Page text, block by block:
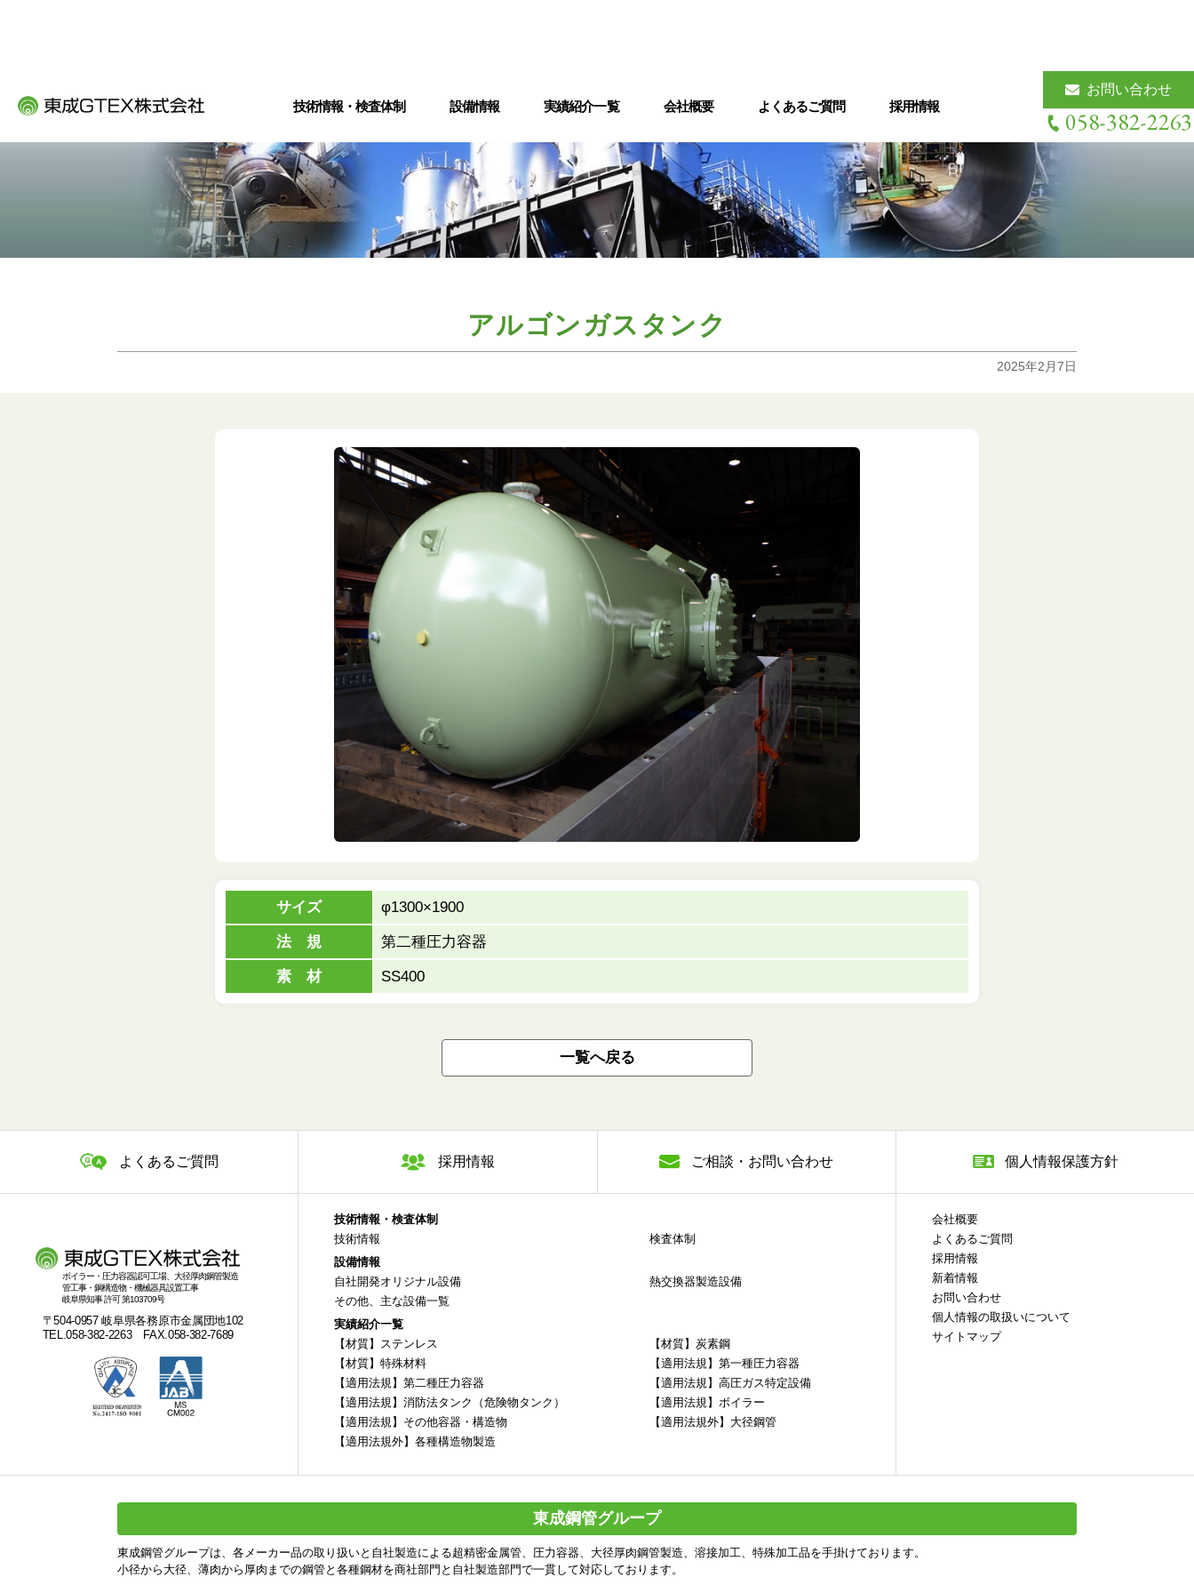
技術情報・検査体制 設備情報 実績紹介一覧 会社概要 よくあるご質問 採用情報
お問い合わせ
058-382-2263
アルゴンガスタンク
2025年2月7日
サイズ φ1300×1900
法 規 第二種圧力容器
素 材 SS400
一覧へ戻る
よくあるご質問 採用情報 ご相談・お問い合わせ 個人情報保護方針
ボイラー・圧力容器認可工場、大径厚肉鋼管製造
管工事・鋼構造物・機械器具設置工事
岐阜県知事 許可 第103709号
〒504-0957 岐阜県各務原市金属団地102
TEL.058-382-2263 FAX.058-382-7689
技術情報・検査体制
技術情報
検査体制
設備情報
自社開発オリジナル設備
熱交換器製造設備
その他、主な設備一覧
実績紹介一覧
【材質】ステンレス
【材質】炭素鋼
【材質】特殊材料
【適用法規】第一種圧力容器
【適用法規】第二種圧力容器
【適用法規】高圧ガス特定設備
【適用法規】消防法タンク（危険物タンク）
【適用法規】ボイラー
【適用法規】その他容器・構造物
【適用法規外】大径鋼管
【適用法規外】各種構造物製造
会社概要
よくあるご質問
採用情報
新着情報
お問い合わせ
個人情報の取扱いについて
サイトマップ
東成鋼管グループ
東成鋼管グループは、各メーカー品の取り扱いと自社製造による超精密金属管、圧力容器、大径厚肉鋼管製造、溶接加工、特殊加工品を手掛けております。
小径から大径、薄肉から厚肉までの鋼管と各種鋼材を商社部門と自社製造部門で一貫して対応しております。